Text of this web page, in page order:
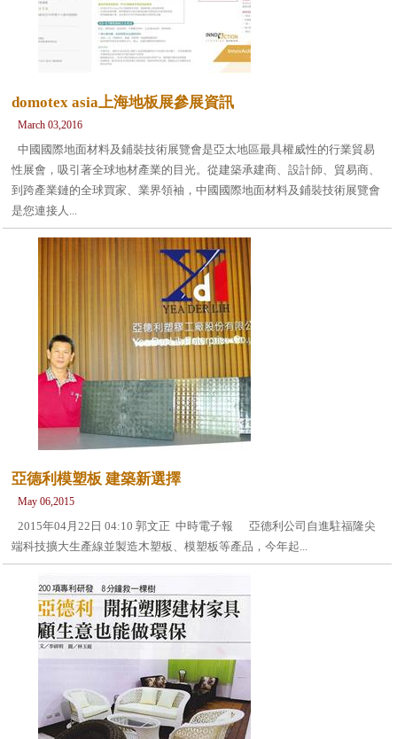
domotex asia上海地板展參展資訊
March 03,2016
中國國際地面材料及鋪裝技術展覽會是亞太地區最具權威性的行業貿易
性展會，吸引著全球地材產業的目光。從建築承建商、設計師、貿易商、
到跨產業鏈的全球買家、業界領袖，中國國際地面材料及鋪裝技術展覽會
是您連接人...
亞德利模塑板 建築新選擇
May 06,2015
2015年04月22日 04:10 郭文正 中時電子報 亞德利公司自進駐福隆尖
端科技擴大生產線並製造木塑板、模塑板等產品，今年起...